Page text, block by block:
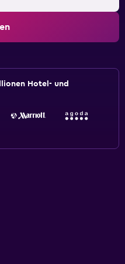
Hotel- und